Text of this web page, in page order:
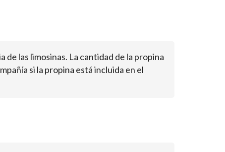
las limosinas. La cantidad de la propina
si la propina está incluida en el